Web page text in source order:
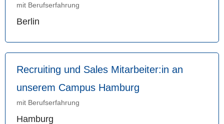
mit Berufserfahrung
Berlin
Recruiting und Sales Mitarbeiter:in an
unserem Campus Hamburg
mit Berufserfahrung
Hamburg